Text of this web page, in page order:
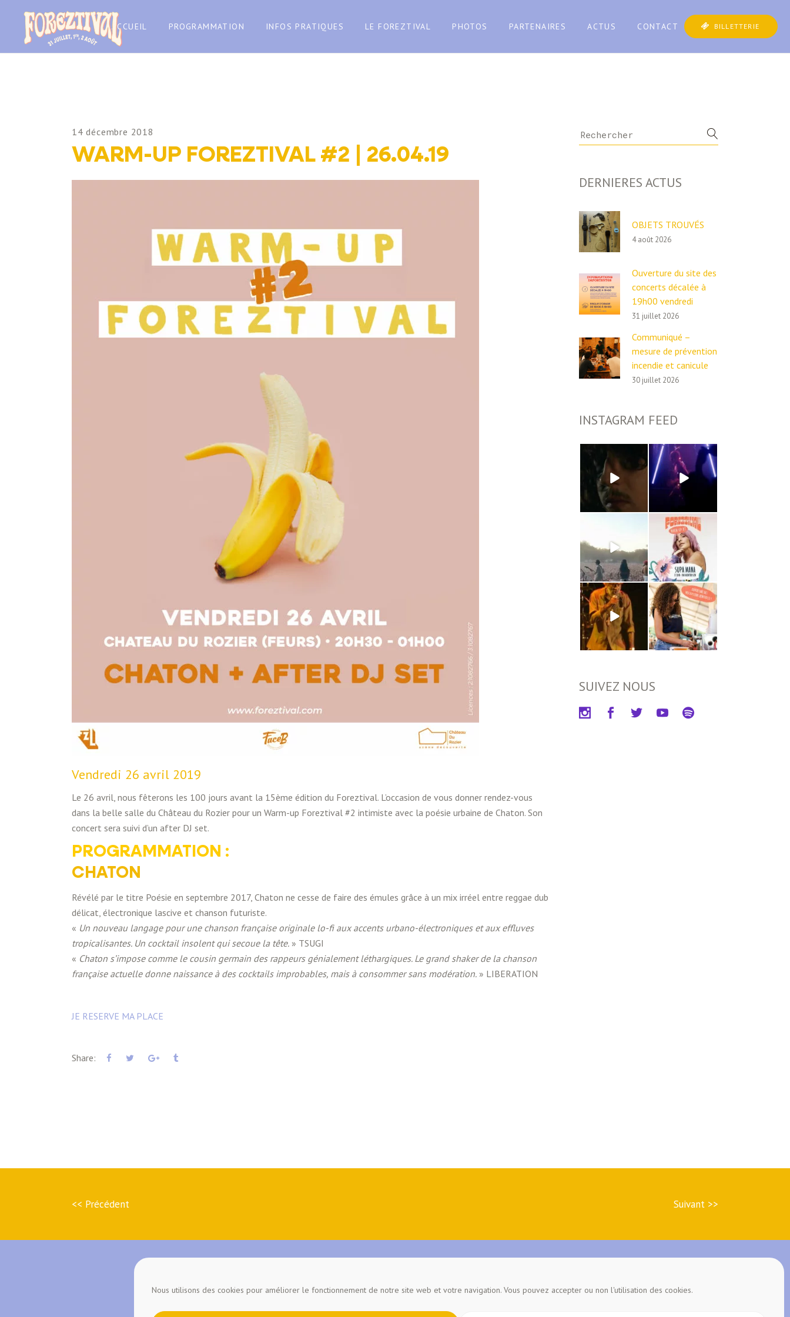
Nous utilisons des cookies pour améliorer le fonctionnement de notre site web et votre navigation. Vous pouvez accepter ou non l'utilisation des cookies.
ACCUEIL PROGRAMMATION INFOS PRATIQUES LE FOREZTIVAL PHOTOS PARTENAIRES ACTUS CONTACT BILLETTERIE
14 décembre 2018
WARM-UP FOREZTIVAL #2 | 26.04.19
Vendredi 26 avril 2019
Le 26 avril, nous fêterons les 100 jours avant la 15ème édition du Foreztival. L’occasion de vous donner rendez-vous
dans la belle salle du Château du Rozier pour un Warm-up Foreztival #2 intimiste avec la poésie urbaine de Chaton. Son
concert sera suivi d’un after DJ set.
PROGRAMMATION :
CHATON
Révélé par le titre Poésie en septembre 2017, Chaton ne cesse de faire des émules grâce à un mix irréel entre reggae dub
délicat, électronique lascive et chanson futuriste.
« Un nouveau langage pour une chanson française originale lo-fi aux accents urbano-électroniques et aux effluves
tropicalisantes. Un cocktail insolent qui secoue la tête. » TSUGI
« Chaton s’impose comme le cousin germain des rappeurs génialement léthargiques. Le grand shaker de la chanson
française actuelle donne naissance à des cocktails improbables, mais à consommer sans modération. » LIBERATION
JE RESERVE MA PLACE
Share:
Search
for:
DERNIERES ACTUS
OBJETS TROUVÉS
4 août 2026
Ouverture du site des
concerts décalée à
19h00 vendredi
31 juillet 2026
Communiqué –
mesure de prévention
incendie et canicule
30 juillet 2026
INSTAGRAM FEED
SUIVEZ NOUS
<< Précédent Suivant >>